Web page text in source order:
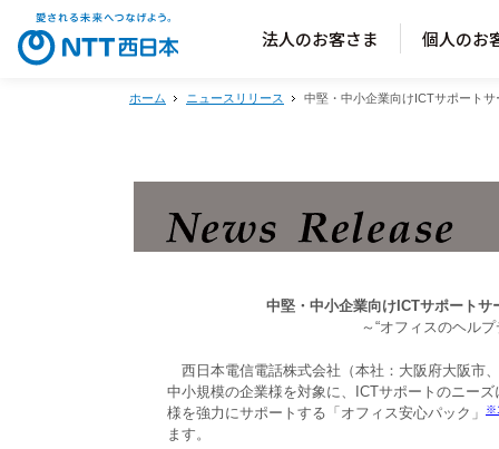
法人のお客さま 個人のお
ホーム ニュースリリース 中堅・中小企業向けICTサポート
中堅・中小企業向けICTサポート
～“オフィスのヘル
西日本電信電話株式会社（本社：大阪府大阪市
中小規模の企業様を対象に、ICTサポートのニー
様を強力にサポートする「オフィス安心パック」
ます。